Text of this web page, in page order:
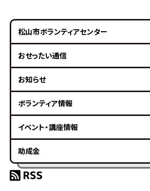
松山市ボランティアセンター
おせったい通信
お知らせ
ボランティア情報
イベント・講座情報
助成金